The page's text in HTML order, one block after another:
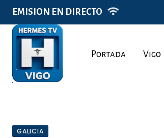
Skip
content
EMISION EN DIRECTO
Portada Vigo
GALICIA